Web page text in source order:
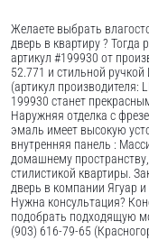
Желаете выбрать
дверь в квартиру ?
артикул #199930 от
52.771 и стильной
(артикул производителя:
199930 станет
Наружняя отделка с
эмаль имеет высокую
внутренняя панель :
домашнему
стилистикой квартиры.
дверь в компании Ягуар
Нужна консультация?
подобрать подходящую
(903) 616-79-65